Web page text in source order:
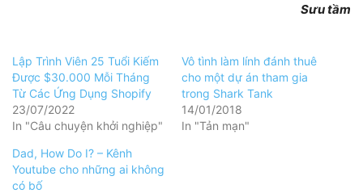
Sưu tầm
Lập Trình Viên 25 Tuổi Kiếm
Được $30.000 Mỗi Tháng
Từ Các Ứng Dụng Shopify
23/07/2022
In "Câu chuyện khởi nghiệp"
Vô tình làm lính đánh thuê
cho một dự án tham gia
trong Shark Tank
14/01/2018
In "Tản mạn"
Dad, How Do I? – Kênh
Youtube cho những ai không
có bố